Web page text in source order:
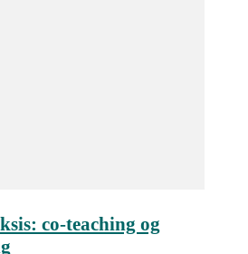
co-teaching og